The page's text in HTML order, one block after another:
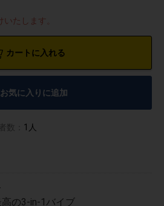
たします。
カートに入れる
お気に入りに追加
数： 1人
の3-in-1バイブ